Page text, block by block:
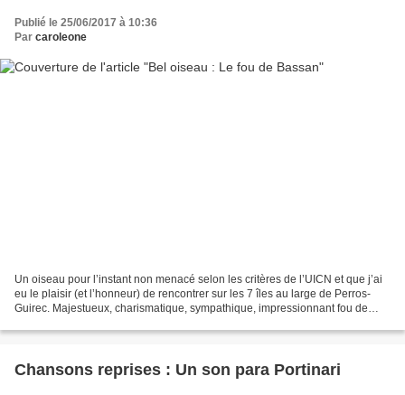
Publié le 25/06/2017 à 10:36
Par caroleone
Un oiseau pour l’instant non menacé selon les critères de l’UICN et que j’ai
eu le plaisir (et l’honneur) de rencontrer sur les 7 îles au large de Perros-
Guirec. Majestueux, charismatique, sympathique, impressionnant fou de
Chansons reprises : Un son para Portinari